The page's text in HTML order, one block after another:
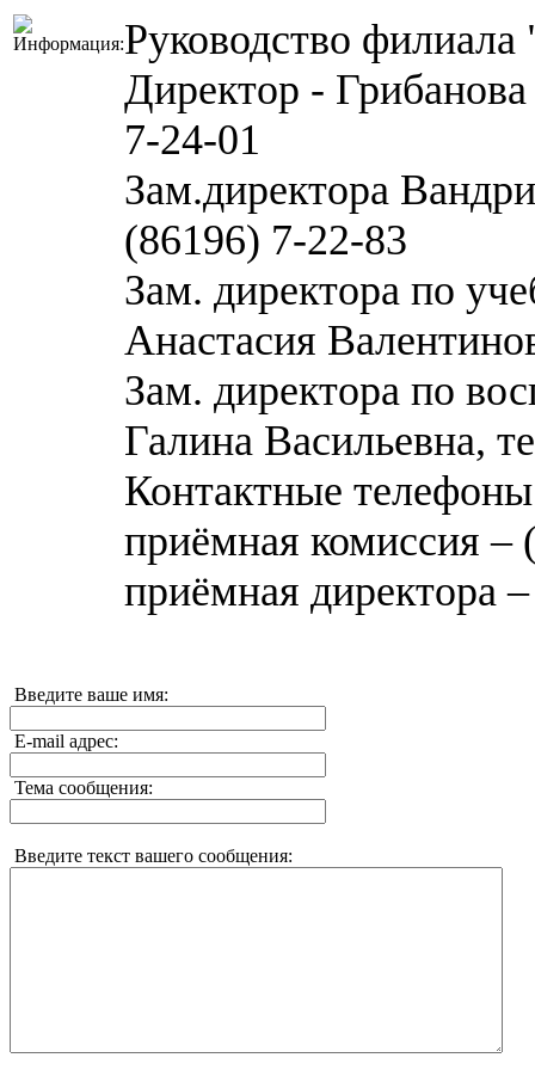
Руководство
Директор -
7-24-01
Зам.директора
(86196) 7-22-83
Зам. директора по
Анастасия
Зам. директора по
Галина Васильевна,
Контактные
приёмная комиссия –
приёмная директора
Введите ваше имя:
E-mail адрес:
Тема сообщения:
Введите текст вашего сообщения: